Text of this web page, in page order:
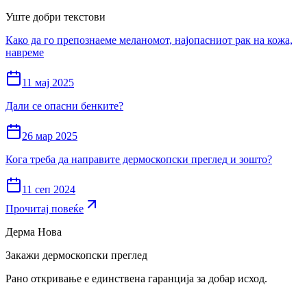
Уште добри текстови
Како да го препознаеме меланомот, најопасниот рак на кожа,
навреме
11 мај 2025
Дали се опасни бенките?
26 мар 2025
Кога треба да направите дермоскопски преглед и зошто?
11 сеп 2024
Прочитај повеќе
Дерма Нова
Закажи дермоскопски преглед
Рано откривање е единствена гаранција за добар исход.